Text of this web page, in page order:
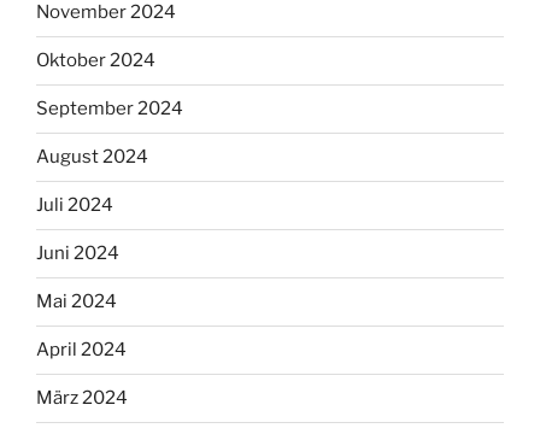
November 2024
Oktober 2024
September 2024
August 2024
Juli 2024
Juni 2024
Mai 2024
April 2024
März 2024